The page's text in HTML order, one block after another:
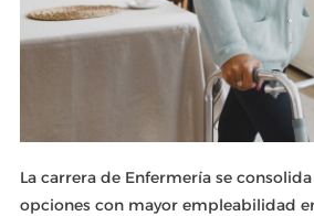
La carrera de Enfermería se
opciones con mayor empleabilidad